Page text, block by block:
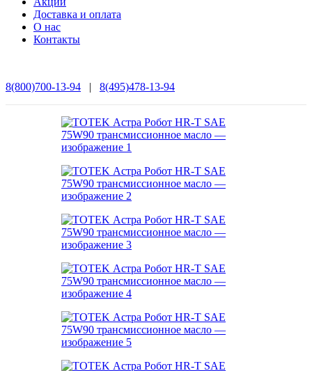
Доставка и оплата
О нас
Контакты
8(800)700-13-94 | 8(495)478-13-94